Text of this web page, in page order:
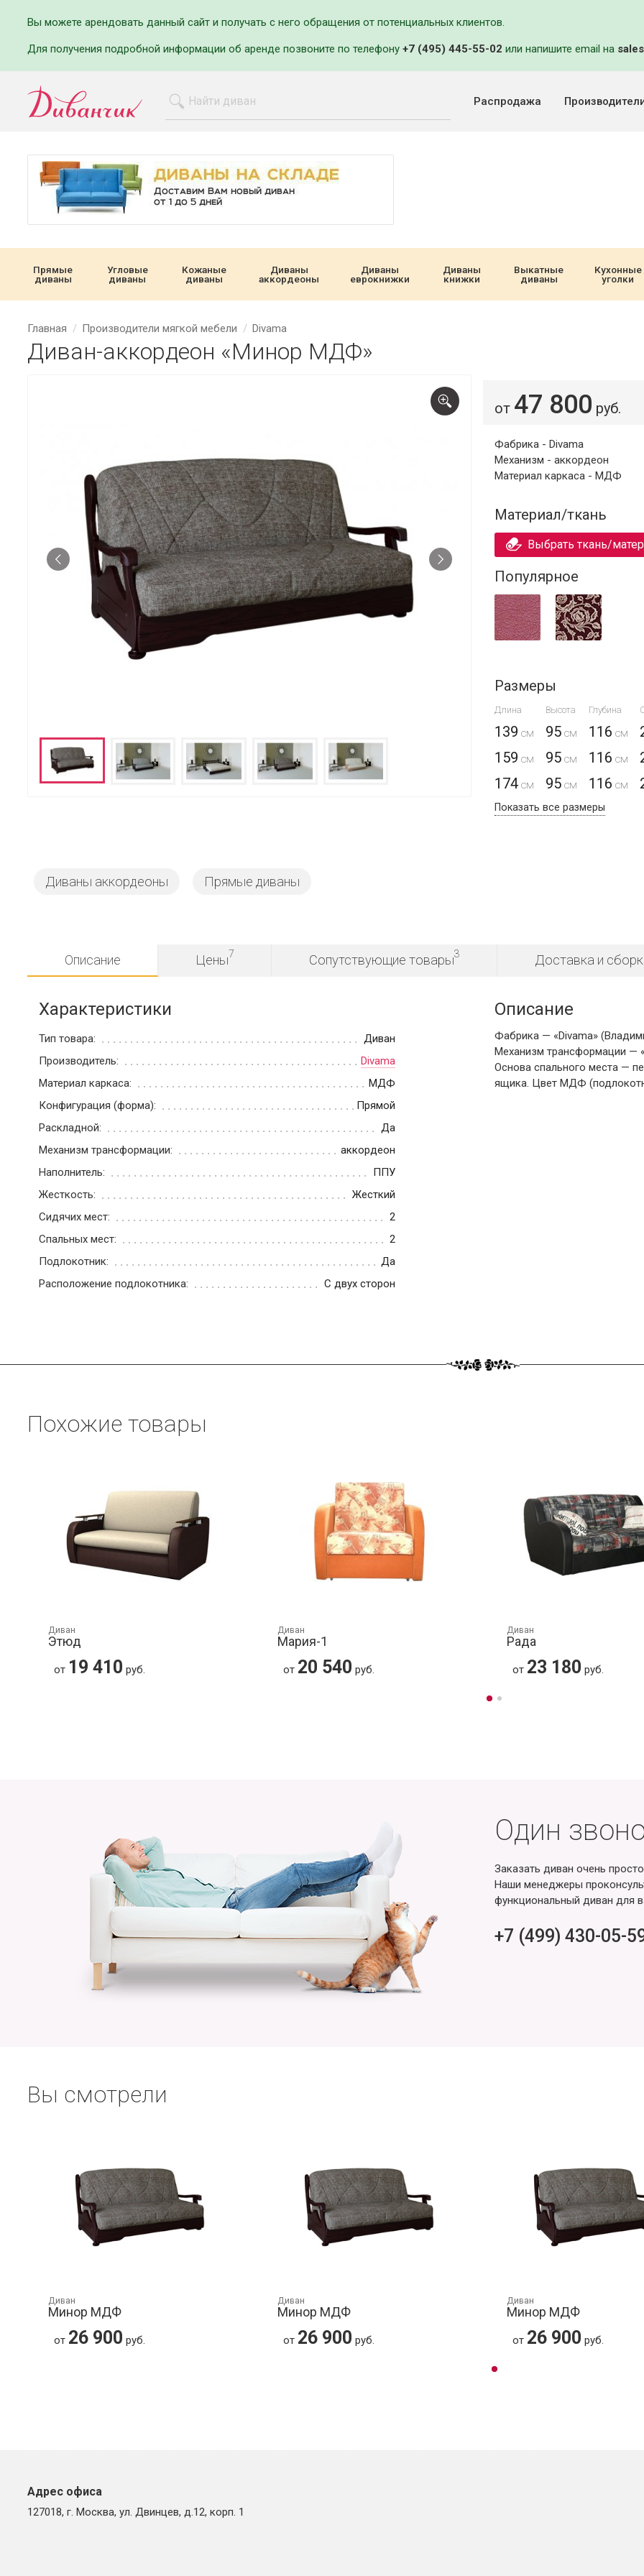
Вы можете арендовать данный сайт и получать с него обращения от потенциальных клиентов.
Для получения подробной информации об аренде позвоните по телефону +7 (495) 445-55-02 или напишите email на
Распродажа
Прямые
диваны
Угловые
диваны
Кожаные
диваны
Диваны
аккордеоны
Диваны
еврокнижки
Диваны
книжки
Выкатные
диваны
Кухонные
уголки
Главная Производители мягкой мебели Divama
Диван-аккордеон «Минор МДФ»
от 47 800 руб.
Фабрика - Divama
Механизм - аккордеон
Материал каркаса - МДФ
Материал/ткань
Выбрать ткань/
Популярное
Размеры
Длина Высота Глубина
139 95 116
159
95 116
174
95 116
Показать все размеры
Диваны аккордеоны Прямые диваны
Описание Цены7 Сопутствующие товары3 Доставка и
Характеристики
Тип товара:
Диван
Производитель:
Divama
Материал каркаса:
МДФ
Конфигурация (форма):
Прямой
Раскладной:
Да
Механизм трансформации:
аккордеон
Наполнитель:
ППУ
Жесткость:
Жесткий
Сидячих мест:
2
Спальных мест:
2
Подлокотник:
Да
Расположение подлокотника:
С двух сторон
Описание
Фабрика — «Divama»
Механизм трансформации —
Основа спального места —
ящика. Цвет МДФ
Похожие товары
Диван
Этюд
от 19 410 руб.
Диван
Мария-1
от 20 540 руб.
Диван
Рада
от 23 180 руб.
Один
Заказать диван очень
Наши менеджеры
функциональный диван для
+7 (499) 430-05-
Вы смотрели
Диван
Минор МДФ
от 26 900 руб.
Диван
Минор МДФ
от 26 900 руб.
Диван
Минор МДФ
от 26 900 руб.
Адрес офиса
127018, г. Москва, ул. Двинцев, д.12, корп. 1